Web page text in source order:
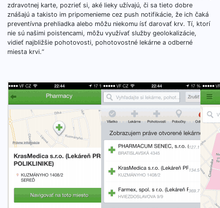
zdravotnej karte, pozrieť si, aké lieky užívajú, či sa tieto dobre
znášajú a takisto im pripomenieme cez push notifikácie, že ich čaká
preventívna prehliadka alebo môžu niekomu ísť darovať krv. Tí, ktorí
nie sú našimi poistencami, môžu využívať služby geolokalizácie,
vidieť najbližšie pohotovosti, pohotovostné lekárne a odberné
miesta krvi.“